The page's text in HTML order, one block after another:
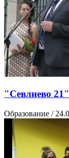
"Севлиево 21"
Образование /